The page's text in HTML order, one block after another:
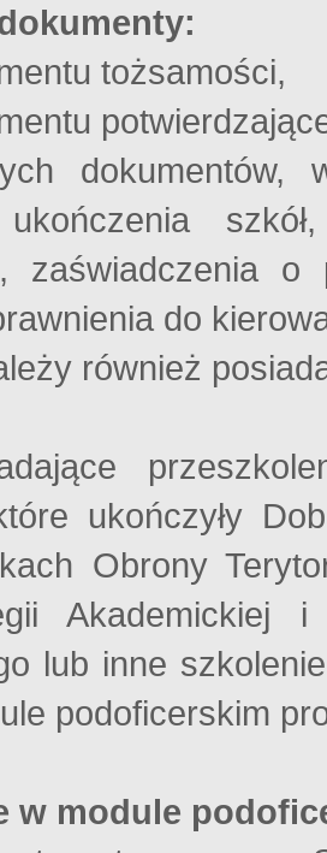
tożsamości,
dokumentów,
ukończenia
zaświadczenia
do
również
ukończyły
Obrony
Akademickiej i
lub inne
podoficerskim
w module